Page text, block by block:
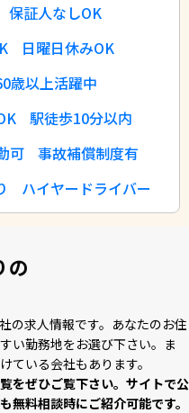
保証人なしOK
日曜日休みOK
歳以上活躍中
駅徒歩10分以内
可
事故補償制度有
ハイヤードライバー
の
の求⼈情報です。あなたのお住
い勤務地をお選び下さい。ま
ている会社もあります。
をぜひご覧下さい。サイトで公
無料相談時にご紹介可能です。